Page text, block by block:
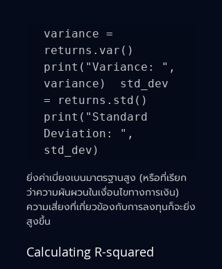
variance =
returns.var()
print("Variance: ",
variance)  std_dev
= returns.std()
print("Standard
Deviation: ",
std_dev)
ยิ่งค่าเบี่ยงเบนมาตรฐานสูง (หรือที่เรียก
ว่าความผันผวนในเงื่อนไขทางการเงิน)
ความเสี่ยงที่เกี่ยวข้องกับการลงทุนก็จะยิ่ง
สูงขึ้น
Calculating R-squared